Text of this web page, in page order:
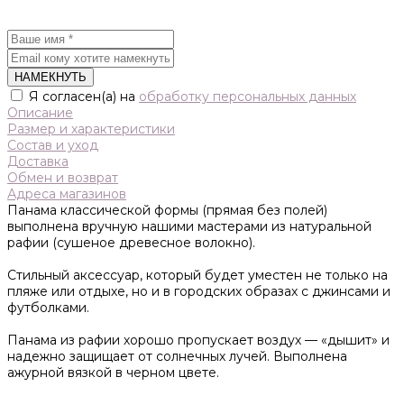
НАМЕКНУТЬ
Я согласен(а) на обработку персональных данных
Описание
Размер и характеристики
Состав и уход
Доставка
Обмен и возврат
Адреса магазинов
Панама классической формы (прямая без полей)
выполнена вручную нашими мастерами из натуральной
рафии (сушеное древесное волокно).
Стильный аксессуар, который будет уместен не только на
пляже или отдыхе, но и в городских образах с джинсами и
футболками.
Панама из рафии хорошо пропускает воздух — «дышит» и
надежно защищает от солнечных лучей. Выполнена
ажурной вязкой в черном цвете.